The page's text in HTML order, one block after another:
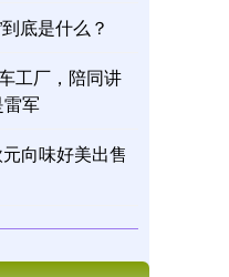
底是什么？
工厂，陪同讲
军
向味好美出售